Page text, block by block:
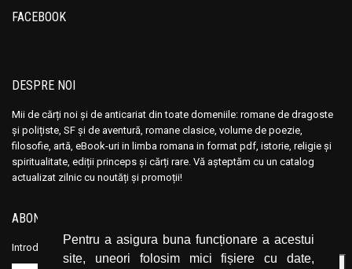
Pentru a asigura buna funcționare a acestui
site, uneori folosim mici fișiere cu date,
FACEBOOK
DESPRE NOI
Mii de cărți noi și de anticariat din toate domeniile: romane de dragoste
și polițiste, SF și de aventură, romane clasice, volume de poezie,
filosofie, artă, eBook-uri in limba romana in format pdf, istorie, religie și
spiritualitate, ediții princeps și cărți rare. Vă așteptăm cu un catalog
actualizat zilnic cu noutăți și promoții!
ABONEAZĂ-TE LA NEWSLETTER
Introduceți adresa dvs. de email și dați click pe butonul de abonare.